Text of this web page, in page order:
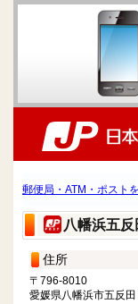
郵便局・ATM・ポスト
八幡浜五
住所
〒796-8010
愛媛県八幡浜市五反